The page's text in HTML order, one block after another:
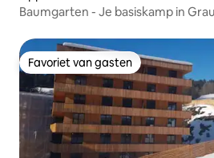
Baumgarten - Je basiskamp in
Favoriet van gasten
Favoriet van gasten